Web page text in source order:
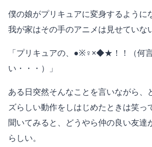
僕の娘がプリキュアに変身するように
我が家はその手のアニメは見せていな
「プリキュアの、●※♀×◆★！！（何
い・・・）」
ある日突然そんなことを言いながら、
ズらしい動作をしはじめたときは笑っ
聞いてみると、どうやら仲の良い友達
らしい。